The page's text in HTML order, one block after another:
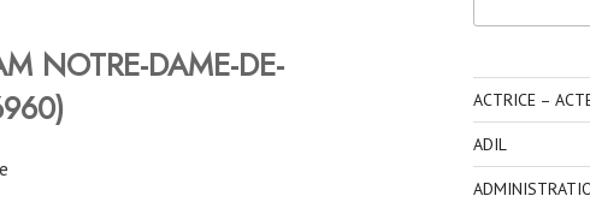
NOTRE-DAME-DE-
ACTRICE –
ADIL